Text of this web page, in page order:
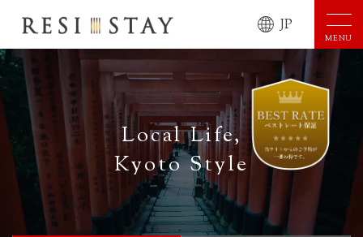
JP
MENU
Local Life,
Kyoto Style